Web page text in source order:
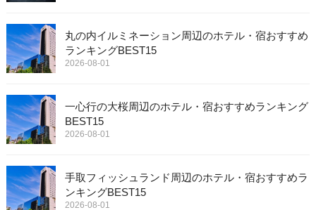
丸の内イルミネーション周辺のホテル・宿おすすめ
ランキングBEST15
2026-08-01
一心行の大桜周辺のホテル・宿おすすめランキング
BEST15
2026-08-01
手取フィッシュランド周辺のホテル・宿おすすめラ
ンキングBEST15
2026-08-01